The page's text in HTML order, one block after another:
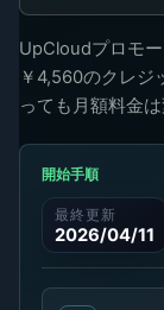
UpCloudプロモ
￥4,560のクレジ
っても月額料金は
開始手順
最終更新
2026/04/11